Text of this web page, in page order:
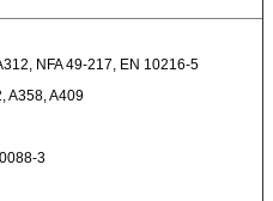
NFA 49-217, EN 10216-5
A358, A409
3